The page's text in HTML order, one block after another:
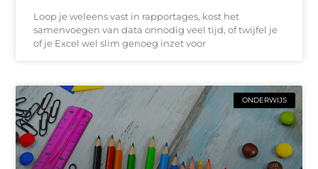
Loop je weleens vast in rapportages, kost het
samenvoegen van data onnodig veel tijd, of twijfel je
of je Excel wel slim genoeg inzet voor
ONDERWIJS